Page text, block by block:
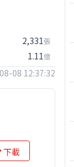
2,331張
1.11億
08 12:37:32
下載